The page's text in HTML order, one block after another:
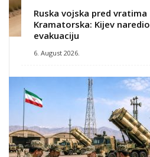
Ruska vojska pred vratima
Kramatorska: Kijev naredio
evakuaciju
6. August 2026.